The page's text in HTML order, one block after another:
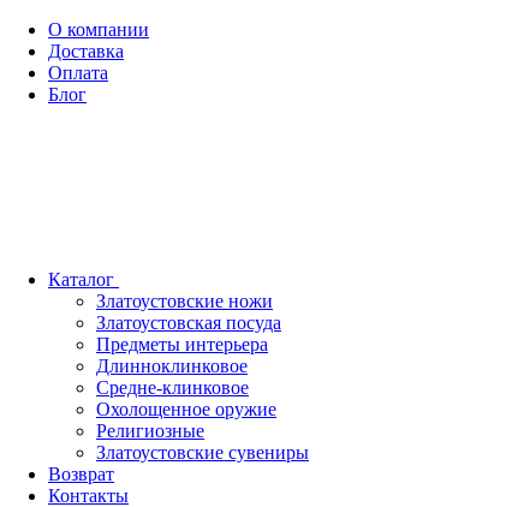
О компании
Доставка
Оплата
Блог
Каталог
Златоустовские ножи
Златоустовская посуда
Предметы интерьера
Длинноклинковое
Средне-клинковое
Охолощенное оружие
Религиозные
Златоустовские сувениры
Возврат
Контакты